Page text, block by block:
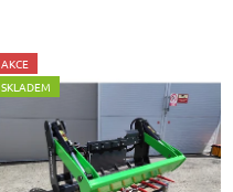
AKCE
SKLADEM